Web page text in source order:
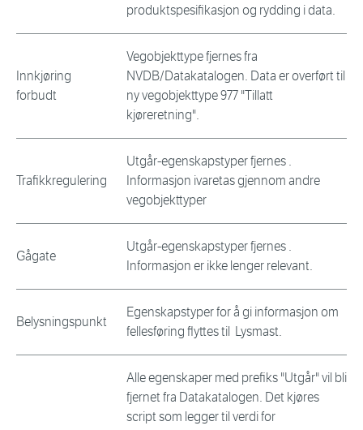
produktspesifikasjon og rydding i data.
Innkjøring
forbudt
Vegobjekttype fjernes fra
NVDB/Datakatalogen. Data er overført til
ny vegobjekttype 977 "Tillatt
kjøreretning".
Trafikkregulering
Utgår-egenskapstyper fjernes .
Informasjon ivaretas gjennom andre
vegobjekttyper
Gågate
Utgår-egenskapstyper fjernes .
Informasjon er ikke lenger relevant.
Belysningspunkt
Egenskapstyper for å gi informasjon om
fellesføring flyttes til Lysmast.
Alle egenskaper med prefiks "Utgår" vil bli
fjernet fra Datakatalogen. Det kjøres
script som legger til verdi for